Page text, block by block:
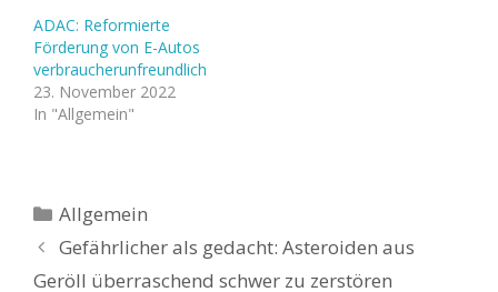
ADAC: Reformierte
Förderung von E-Autos
verbraucherunfreundlich
23. November 2022
In "Allgemein"
Kategorien
Allgemein
Gefährlicher als gedacht: Asteroiden aus
Geröll überraschend schwer zu zerstören